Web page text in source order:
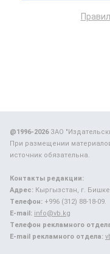
@1996-2026ЗАО
При размещении
источник обязательна.
Контакты редакции:
Адрес: Кыргызстан, г.
Телефон: +996 (312) 88-18-09.
E-mail: info@vb.kg
Телефон рекламного
E-mail рекламного отдела: